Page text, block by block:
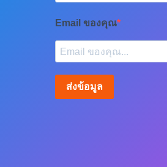
Email ของคุณ
ส่งข้อมูล